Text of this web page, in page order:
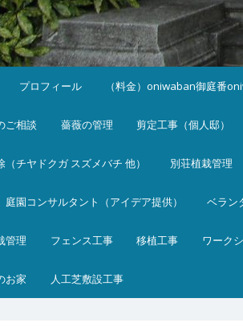
プロフィール （料金）oniwaban御庭番
ご相談 薔薇の管理 剪定工事（個人邸）
（チヤドクガ スズメバチ 他） 別荘植栽管理
庭園コンサルタント（アイデア提供） ベラン
管理 フェンス工事 移植工事 ワーク
お家 人工芝敷設工事